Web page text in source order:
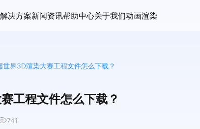
解决方案新闻资讯帮助中心关于我们动画渲染
世界3D渲染大赛工程文件怎么下载？
工程文件怎么下载？
741